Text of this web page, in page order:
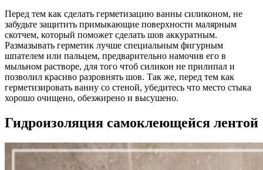
Перед тем как сделать герметизацию ванны силиконом, не
забудьте защитить примыкающие поверхности малярным
скотчем, который поможет сделать шов аккуратным.
Размазывать герметик лучше специальным фигурным
шпателем или пальцем, предварительно намочив его в
мыльном растворе, для того чтоб силикон не прилипал и
позволил красиво разровнять шов. Так же, перед тем как
герметизировать ванну со стеной, убедитесь что место стыка
хорошо очищено, обезжирено и высушено.
Гидроизоляция самоклеющейся лентой